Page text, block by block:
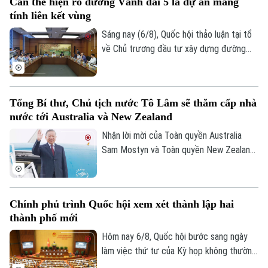
khổ chuỗi hoạt động do Ban Chỉ đạo An
an tổ chức với chủ đề “Vì một không gian
mạng nhân văn cho mỗi người”.
tính liên kết vùng
Sáng nay (6/8), Quốc hội thảo luận tại tổ
về Chủ trương đầu tư xây dựng đường
hiện rõ hơn, đây là dự án mang tính liên
kết vùng cao. Điều này sẽ giúp công tác
điều phối dự án được rõ ràng hơn.
Tổng Bí thư, Chủ tịch nước Tô Lâm sẽ thăm cấp nhà
nước tới Australia và New Zealand
Nhận lời mời của Toàn quyền Australia
Sam Mostyn và Toàn quyền New Zealand
Nam Tô Lâm cùng đoàn đại biểu cấp cao
Australia và New Zealand từ ngày 9 đến
ngày 14/8/2026.
Chính phủ trình Quốc hội xem xét thành lập hai
thành phố mới
Hôm nay 6/8, Quốc hội bước sang ngày
làm việc thứ tư của Kỳ họp không thường